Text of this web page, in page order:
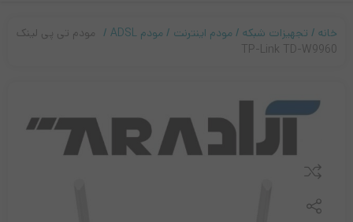
خانه تجهیزات شبکه مودم اینترنت مودم ADSL
مودم تی پی لینک
TP-Link TD-W9960